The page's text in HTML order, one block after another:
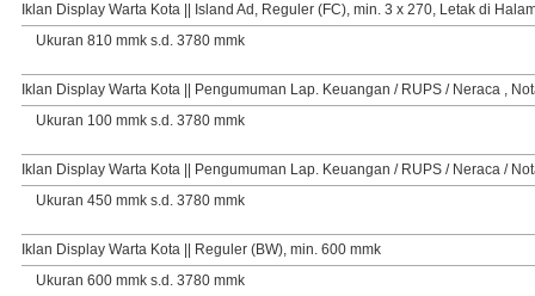
Iklan Display Warta Kota || Island Ad, Reguler (FC), min. 3 x 270, Letak di
Ukuran 810 mmk s.d. 3780 mmk
Iklan Display Warta Kota || Pengumuman Lap. Keuangan / RUPS / Neraca ,
Ukuran 100 mmk s.d. 3780 mmk
Iklan Display Warta Kota || Pengumuman Lap. Keuangan / RUPS / Neraca /
Ukuran 450 mmk s.d. 3780 mmk
Iklan Display Warta Kota || Reguler (BW), min. 600 mmk
Ukuran 600 mmk s.d. 3780 mmk